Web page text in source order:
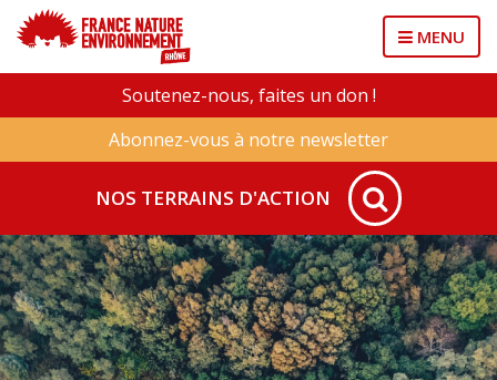
MENU
Soutenez-nous, faites un don !
Abonnez-vous à notre newsletter
NOS TERRAINS D'ACTION